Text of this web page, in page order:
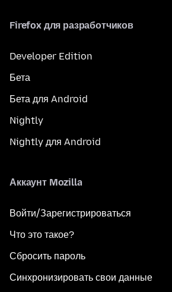
Firefox для разработчиков
Developer Edition
Бета
Бета для Android
Nightly
Nightly для Android
Аккаунт Mozilla
Войти/Зарегистрироваться
Что это такое?
Сбросить пароль
Синхронизировать свои данные